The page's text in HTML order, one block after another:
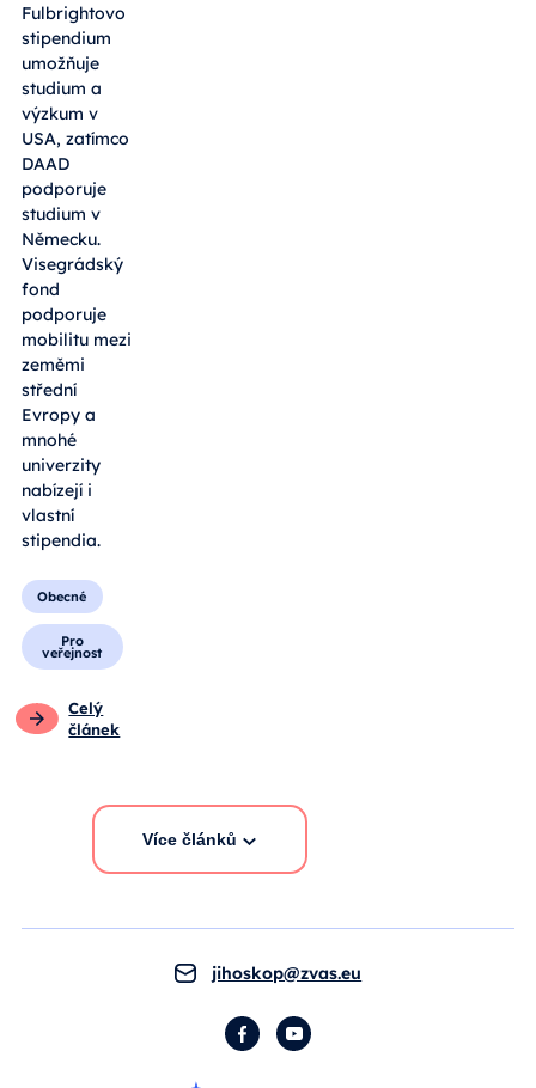
Fulbrightovo
stipendium
umožňuje
studium a
výzkum v
USA, zatímco
DAAD
podporuje
studium v
Německu.
Visegrádský
fond
podporuje
mobilitu mezi
zeměmi
střední
Evropy a
mnohé
univerzity
nabízejí i
vlastní
stipendia.
Obecné
Pro
veřejnost
Celý
článek
Více článků
jihoskop@zvas.eu
FacebookYouTube